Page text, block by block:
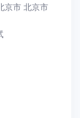
京市 北京市